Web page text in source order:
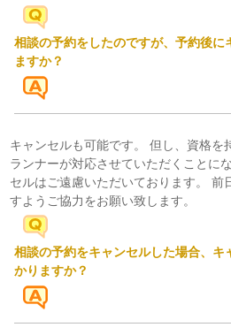
相談の予約をしたのですが、予約後に
ますか？
キャンセルも可能です。 但し、資格を
ランナーが対応させていただくことに
セルはご遠慮いただいております。 前
すようご協力をお願い致します。
相談の予約をキャンセルした場合、キ
かりますか？